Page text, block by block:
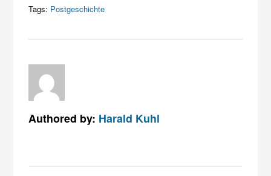
Tags: Postgeschichte
Authored by: Harald Kuhl